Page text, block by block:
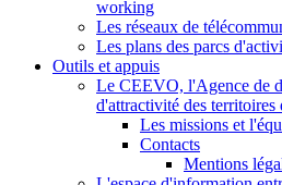
working
Les réseaux de
Les plans des parcs
Outils et appuis
Le CEEVO, l'Agence de
d'attractivité des territoires
Les missions et
Contacts
Mentions